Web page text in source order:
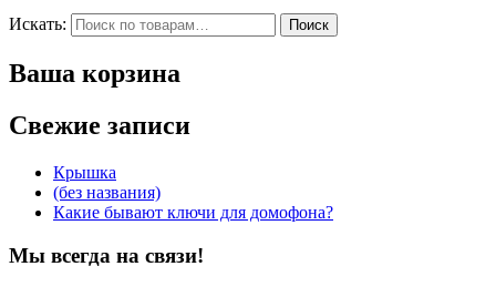
Искать: Поиск
Ваша корзина
Свежие записи
Крышка
(без названия)
Какие бывают ключи для домофона?
Мы всегда на связи!